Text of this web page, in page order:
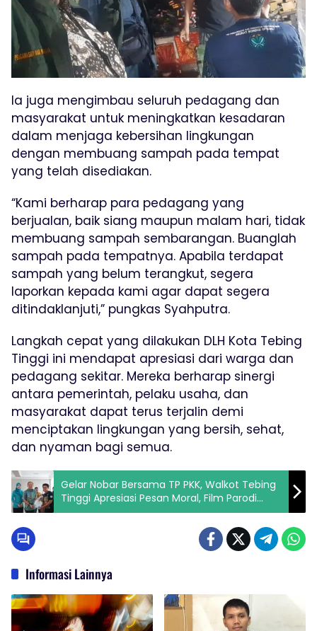
Ia juga mengimbau seluruh pedagang dan
masyarakat untuk meningkatkan kesadaran
dalam menjaga kebersihan lingkungan
dengan membuang sampah pada tempat
yang telah disediakan.
“Kami berharap para pedagang yang
berjualan, baik siang maupun malam hari, tidak
membuang sampah sembarangan. Buanglah
sampah pada tempatnya. Apabila terdapat
sampah yang belum terangkut, segera
laporkan kepada kami agar dapat segera
ditindaklanjuti,” pungkas Syahputra.
Langkah cepat yang dilakukan DLH Kota Tebing
Tinggi ini mendapat apresiasi dari warga dan
pedagang sekitar. Mereka berharap sinergi
antara pemerintah, pelaku usaha, dan
masyarakat dapat terus terjalin demi
menciptakan lingkungan yang bersih, sehat,
dan nyaman bagi semua.
Gelar Nobar Bersama TP PKK, Walkot Tebing
Tinggi Apresiasi Pesan Moral, Film Parodi
Edukatif “Kampung Tak Jadi Runtuh “
Informasi Lainnya